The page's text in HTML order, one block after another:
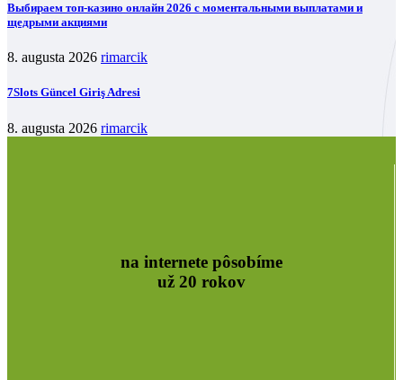
Выбираем топ-казино онлайн 2026 с моментальными выплатами и
щедрыми акциями
8. augusta 2026 rimarcik
7Slots Güncel Giriş Adresi
8. augusta 2026 rimarcik
na internete pôsobíme
už 20 rokov